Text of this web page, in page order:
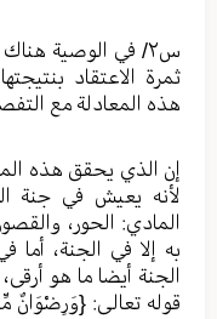
س٢/ في الوصية
ثمرة الاعتقاد
هذه المعادلة مع
إن الذي يحقق هذه
لأنه يعيش في جنة
المادي: الحور،
به إلا في الجنة، أما
الجنة أيضا ما هو
قوله تعالى: {وَرِضْوَانٌ